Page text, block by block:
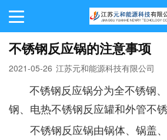
不锈钢反应锅的注意事项
2021-05-26 江苏元和能源科技有限公司
不锈钢反应锅分为全不锈钢、
钢、电热不锈钢反应罐和外管不锈
不锈钢反应锅由锅体、锅盖、